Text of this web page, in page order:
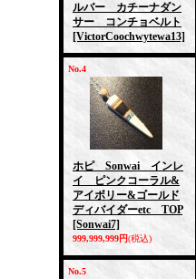
ルバー カチーナダン
サー コンチョベルト
[VictorCoochwytewa13]
No.4
ホピ Sonwai インレ
イ ピンクコーラル&
アイボリー&ゴールド
ディバイダーetc TOP
[Sonwai7]
999,999,999円(税込)
No.5